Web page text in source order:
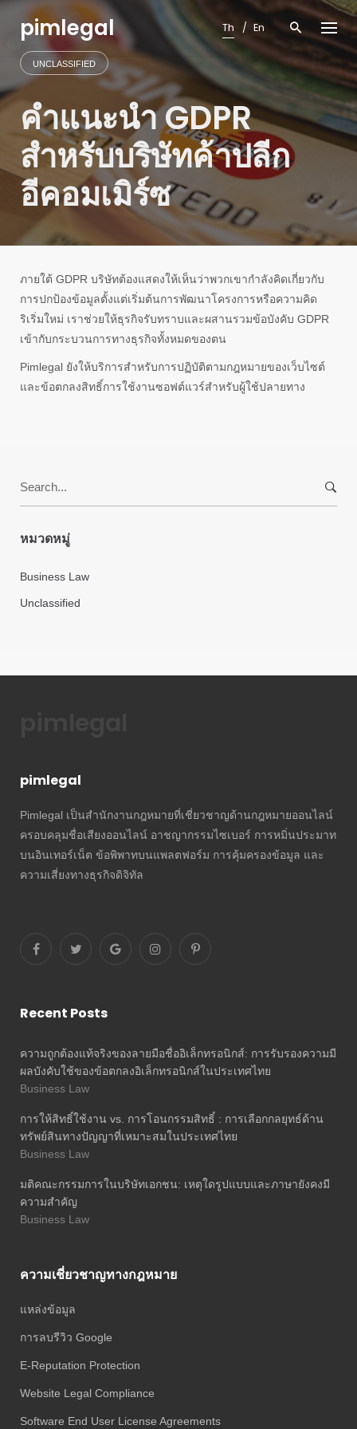
contentpimlegal Th En
UNCLASSIFIED
คำแนะนำ GDPR
สำหรับบริษัทค้าปลีก
อีคอมเมิร์ซ
ภายใต้ GDPR บริษัทต้องแสดงให้เห็นว่าพวกเขากำลังคิดเกี่ยวกับ
การปกป้องข้อมูลตั้งแต่เริ่มต้นการพัฒนาโครงการหรือความคิด
ริเริ่มใหม่ เราช่วยให้ธุรกิจรับทราบและผสานรวมข้อบังคับ GDPR
เข้ากับกระบวนการทางธุรกิจทั้งหมดของตน
Pimlegal ยังให้บริการสำหรับการปฏิบัติตามกฎหมายของเว็บไซต์
และข้อตกลงสิทธิ์การใช้งานซอฟต์แวร์สำหรับผู้ใช้ปลายทาง
หมวดหมู่
Business Law
Unclassified
pimlegal
Pimlegal เป็นสำนักงานกฎหมายที่เชี่ยวชาญด้านกฎหมายออนไลน์
ครอบคลุมชื่อเสียงออนไลน์ อาชญากรรมไซเบอร์ การหมิ่นประมาท
บนอินเทอร์เน็ต ข้อพิพาทบนแพลตฟอร์ม การคุ้มครองข้อมูล และ
ความเสี่ยงทางธุรกิจดิจิทัล
Recent Posts
ความถูกต้องแท้จริงของลายมือชื่ออิเล็กทรอนิกส์: การรับรองความมี
ผลบังคับใช้ของข้อตกลงอิเล็กทรอนิกส์ในประเทศไทย
Business Law
การให้สิทธิ์ใช้งาน vs. การโอนกรรมสิทธิ์ : การเลือกกลยุทธ์ด้าน
ทรัพย์สินทางปัญญาที่เหมาะสมในประเทศไทย
Business Law
มติคณะกรรมการในบริษัทเอกชน: เหตุใดรูปแบบและภาษายังคงมี
ความสำคัญ
Business Law
ความเชี่ยวชาญทางกฎหมาย
แหล่งข้อมูล
การลบรีวิว Google
E-Reputation Protection
Website Legal Compliance
Software End User License Agreements